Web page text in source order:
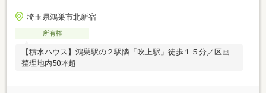
埼玉県鴻巣市北新宿
所有権
【積水ハウス】鴻巣駅の２駅隣「吹上駅」徒歩１５分／区画
整理地内50坪超